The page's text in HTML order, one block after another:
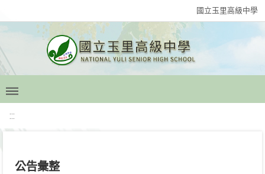
國立玉里高級中學
:::
公告彙整